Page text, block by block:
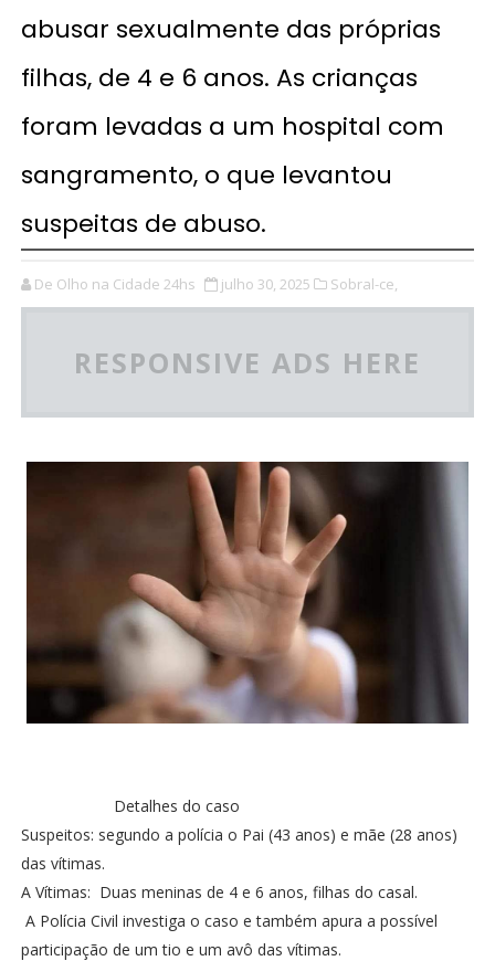
abusar sexualmente das próprias
filhas, de 4 e 6 anos. As crianças
foram levadas a um hospital com
sangramento, o que levantou
suspeitas de abuso.
De Olho na Cidade 24hs julho 30, 2025 Sobral-ce,
RESPONSIVE ADS HERE
Detalhes do caso
Suspeitos: segundo a polícia o Pai (43 anos) e mãe (28 anos)
das vítimas.
A Vítimas: Duas meninas de 4 e 6 anos, filhas do casal.
A Polícia Civil investiga o caso e também apura a possível
participação de um tio e um avô das vítimas.